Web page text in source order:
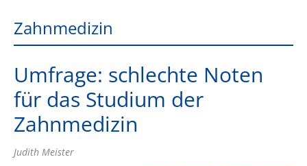
Zahnmedizin
Umfrage: schlechte Noten
für das Studium der
Zahnmedizin
Judith Meister